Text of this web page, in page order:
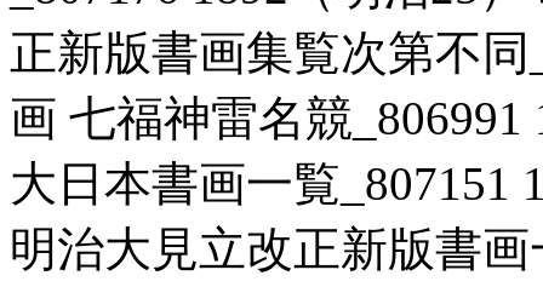
正新版書画集覧次第不同
画 七福神雷名競
大日本書画一覧_807151
明治大見立改正新版書画